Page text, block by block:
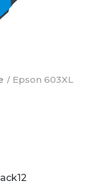
Epson 603XL